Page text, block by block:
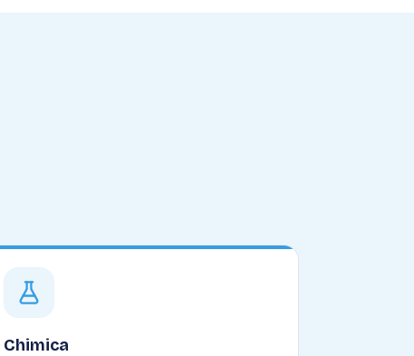
Chimica